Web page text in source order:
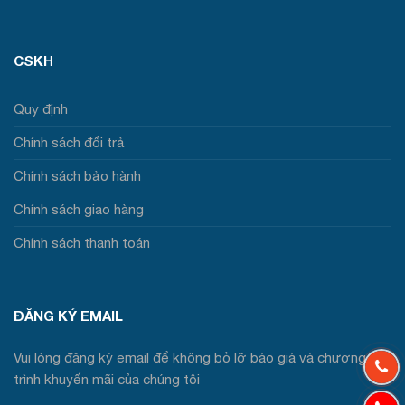
CSKH
Quy định
Chính sách đổi trả
Chính sách bảo hành
Chính sách giao hàng
Chính sách thanh toán
ĐĂNG KÝ EMAIL
Vui lòng đăng ký email để không bỏ lỡ báo giá và chương
trình khuyến mãi của chúng tôi